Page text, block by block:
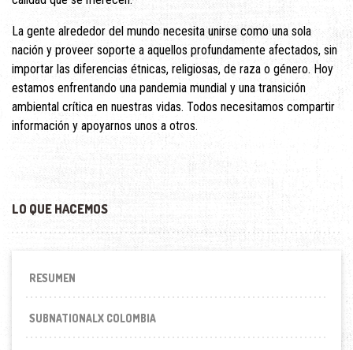
La gente alrededor del mundo necesita unirse como una sola
nación y proveer soporte a aquellos profundamente afectados, sin
importar las diferencias étnicas, religiosas, de raza o género. Hoy
estamos enfrentando una pandemia mundial y una transición
ambiental crítica en nuestras vidas. Todos necesitamos compartir
información y apoyarnos unos a otros.
LO QUE HACEMOS
RESUMEN
SUBNATIONALX COLOMBIA